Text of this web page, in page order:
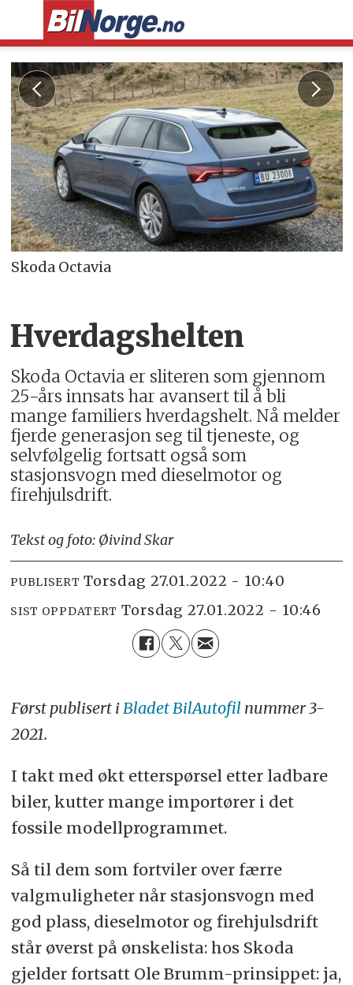
Skoda Octavia
Hverdagshelten
Skoda Octavia er sliteren som gjennom
25-års innsats har avansert til å bli
mange familiers hverdagshelt. Nå melder
fjerde generasjon seg til tjeneste, og
selvfølgelig fortsatt også som
stasjonsvogn med dieselmotor og
firehjulsdrift.
Tekst og foto: Øivind Skar
PUBLISERT torsdag 27.01.2022 - 10:40
SIST OPPDATERT torsdag 27.01.2022 - 10:46
Først publisert iBladet BilAutofil nummer 3-
2021.
I takt med økt etterspørsel etter ladbare
biler, kutter mange importører i det
fossile modellprogrammet.
Så til dem som fortviler over færre
valgmuligheter når stasjonsvogn med
god plass, dieselmotor og firehjulsdrift
står øverst på ønskelista: hos Skoda
gjelder fortsatt Ole Brumm-prinsippet: ja,